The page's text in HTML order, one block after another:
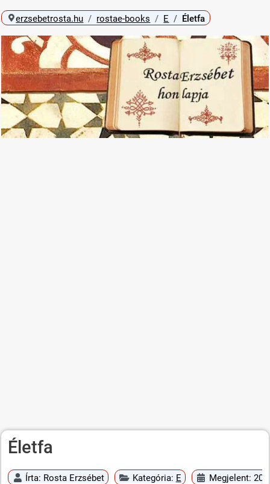
erzsebetrosta.hu rostae-books E Életfa
Életfa
Írta: Rosta Erzsébet Kategória: E Megjelent: